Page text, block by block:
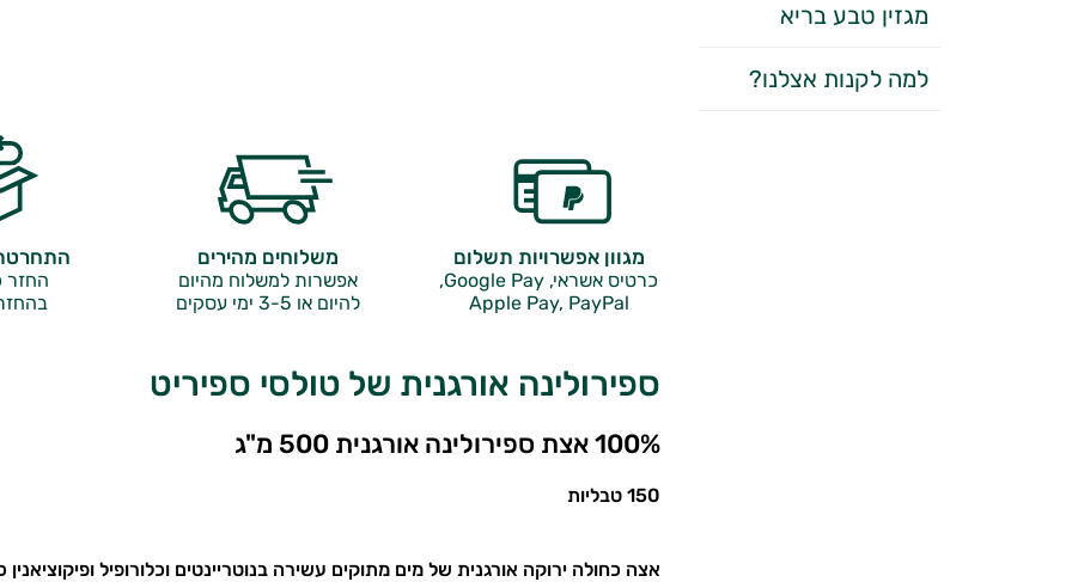
מגזין טבע בריא
למה לקנות אצלנו?
מגוון אפשרויות תשלום
כרטיס אשראי, Google Pay,
Apple Pay, PayPal
משלוחים מהירים
אפשרות למשלוח מהיום
להיום או 3-5 ימי עסקים
החזר
ספירולינה אורגנית של טולסי ספיריט
100% אצת ספירולינה אורגנית 500 מ"ג
150 טבליות
אצה כחולה ירוקה אורגנית של מים מתוקים עשירה בנוטריינטים וכלורופיל ופיקוציאנין